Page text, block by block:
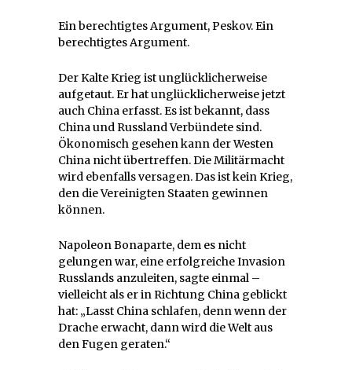
Ein berechtigtes Argument, Peskov. Ein
berechtigtes Argument.
Der Kalte Krieg ist unglücklicherweise
aufgetaut. Er hat unglücklicherweise jetzt
auch China erfasst. Es ist bekannt, dass
China und Russland Verbündete sind.
Ökonomisch gesehen kann der Westen
China nicht übertreffen. Die Militärmacht
wird ebenfalls versagen. Das ist kein Krieg,
den die Vereinigten Staaten gewinnen
können.
Napoleon Bonaparte, dem es nicht
gelungen war, eine erfolgreiche Invasion
Russlands anzuleiten, sagte einmal –
vielleicht als er in Richtung China geblickt
hat: „Lasst China schlafen, denn wenn der
Drache erwacht, dann wird die Welt aus
den Fugen geraten.“